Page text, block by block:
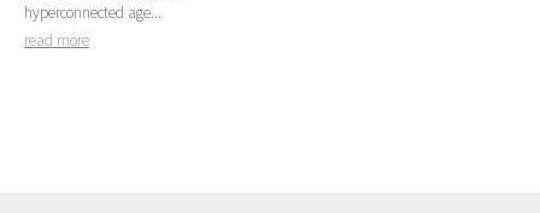
hyperconnected age...
read more